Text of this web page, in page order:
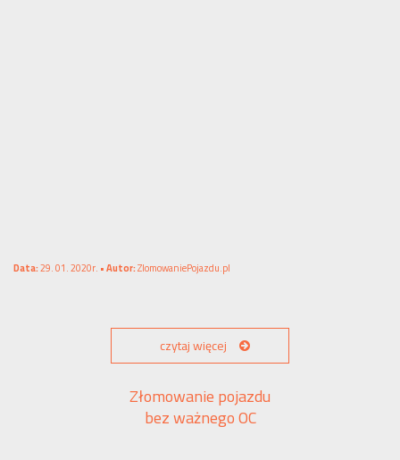
Data:29. 01. 2020r. •Autor:ZlomowaniePojazdu.pl
czytaj więcej
Złomowanie pojazdu
bez ważnego OC